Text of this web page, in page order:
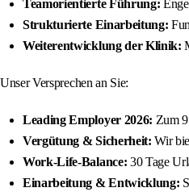
Teamorientierte Führung:
Strukturierte Einarbeitung:
Weiterentwicklung der Klinik:
Unser Versprechen an Sie:
Leading Employer 2026: Zum
Vergütung & Sicherheit: Wir
Work-Life-Balance: 30 Tage
Einarbeitung & Entwicklung: